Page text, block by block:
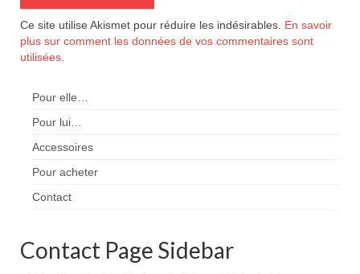
Ce site utilise Akismet pour réduire les indésirables. En savoir
plus sur comment les données de vos commentaires sont
utilisées
Pour elle…
Pour lui…
Accessoires
Pour acheter
Contact
Contact Page Sidebar